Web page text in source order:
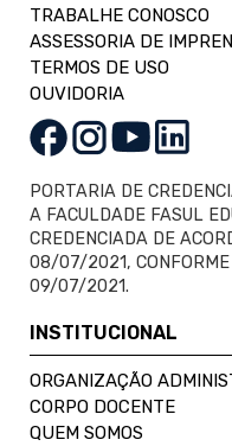
TRABALHE CONOSCO
ASSESSORIA DE
TERMOS DE USO
OUVIDORIA
PORTARIA DE
A FACULDADE FASUL
CREDENCIADA DE
08/07/2021, CONFORME
09/07/2021.
INSTITUCIONAL
ORGANIZAÇÃO
CORPO DOCENTE
QUEM SOMOS